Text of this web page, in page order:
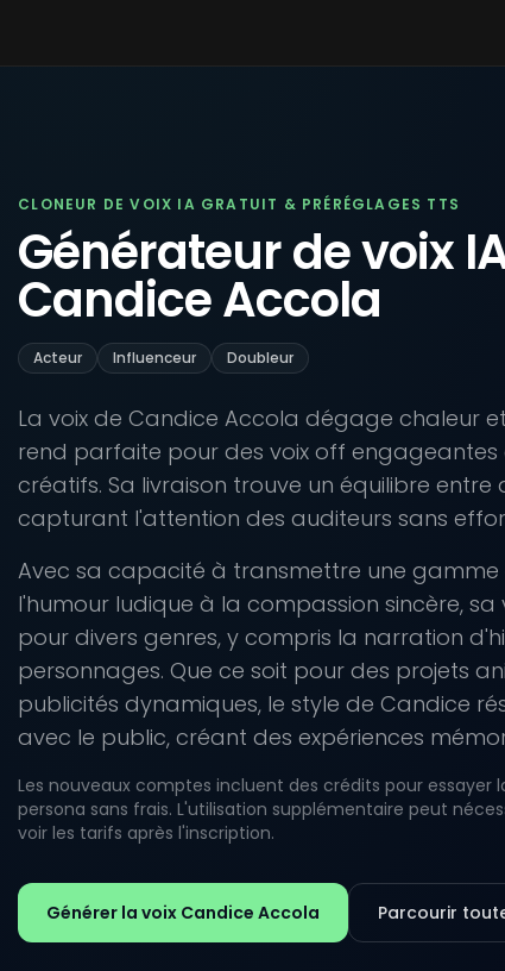
CLONEUR DE VOIX IA GRATUIT & PRÉRÉGLAGES TTS
Générateur de voix
Candice Accola
Acteur Influenceur Doubleur
La voix de Candice Accola dégage chaleur
rend parfaite pour des voix off engageantes
créatifs. Sa livraison trouve un équilibre entre
capturant l'attention des auditeurs sans
Avec sa capacité à transmettre une
l'humour ludique à la compassion sincère, sa
pour divers genres, y compris la narration
personnages. Que ce soit pour des projets
publicités dynamiques, le style de Candice
avec le public, créant des expériences
Les nouveaux comptes incluent des crédits pour essayer
persona sans frais. L'utilisation supplémentaire peut
voir les tarifs après l'inscription.
Générer la voix Candice Accola Parcourir